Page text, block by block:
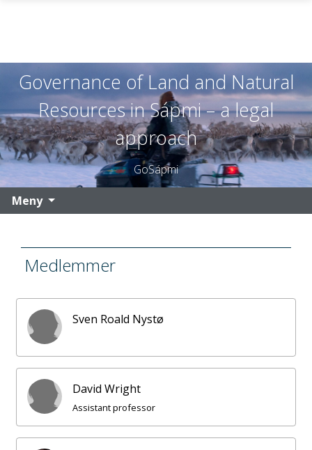
Gå til hovedinnhold
Governance of Land and Natural
Resources in Sápmi – a legal
approach
GoSápmi
Meny
Medlemmer
Sven Roald Nystø
David Wright
Assistant professor